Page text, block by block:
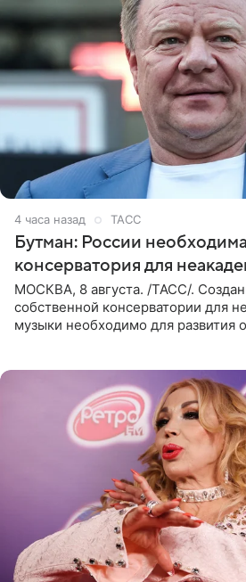
4 часа назад ТАСС
Бутман: России
консерватория для
МОСКВА, 8 августа. /ТАСС/.
собственной консерватории для
музыки необходимо для развития